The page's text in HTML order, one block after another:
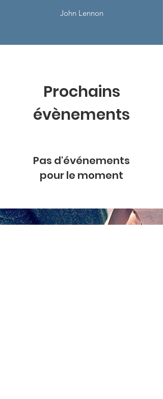
John Lennon
Prochains
évènements
Pas d'événements
pour le moment